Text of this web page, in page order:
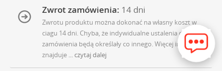
Zwrot zamówienia: 14 dni
Zwrotu produktu można dokonać na własny koszt w
ciagu 14 dni. Chyba, że indywidualne ustalenia do
zamówienia będą określały co innego. Więcej informacji
znajduje ... czytaj dalej